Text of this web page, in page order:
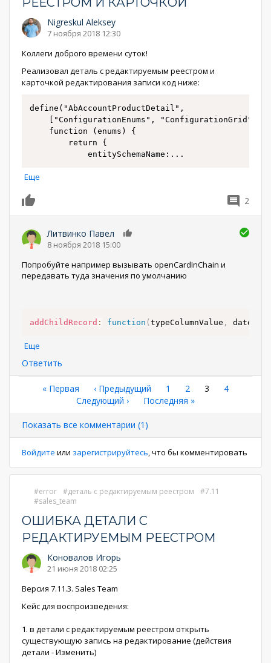
Nigreskul Aleksey
7 ноября 2018 12:30
Коллеги доброго времени суток!
Реализовал деталь с редактируемым реестром и
карточкой редактирования записи код ниже:
define("AbAccountProductDetail",
			entitySchemaName:
...
Еще
2
Литвинко Павел
8 ноября 2018 15:00
Попробуйте например вызывать openCardInChain и
передавать туда значения по умолчанию
addChildRecord : function ( typeColumnValue , date
Еще
Ответить
Нумерация
страниц
Первая
страница
« Первая ←
‹ Предыдущий Страница
1 Страница
2
Текущая
3 Страница
4
Следующая
Следующий ›
Последняя
Последняя »
Показать все комментарии (1)
Войдите или зарегистрируйтесь , что бы комментировать
error деталь с редактируемым реестром
7.11
sales_team
ОШИБКА ДЕТАЛИ С
РЕДАКТИРУЕМЫМ РЕЕСТРОМ
Коновалов Игорь
21 июня 2018 02:25
Версия 7.11.3. Sales Team
Кейс для воспроизведения:
1. в детали с редактируемым реестром открыть
существующую запись на редактирование (действия
детали - Изменить)